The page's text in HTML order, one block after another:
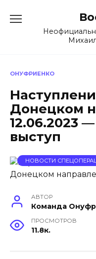
содержанию
ОНУФРИЕНКО
Донецком
12.06.2023
выступ
НОВОСТИ
АВТОР
Команда
ПРОСМОТРОВ
11.8к.